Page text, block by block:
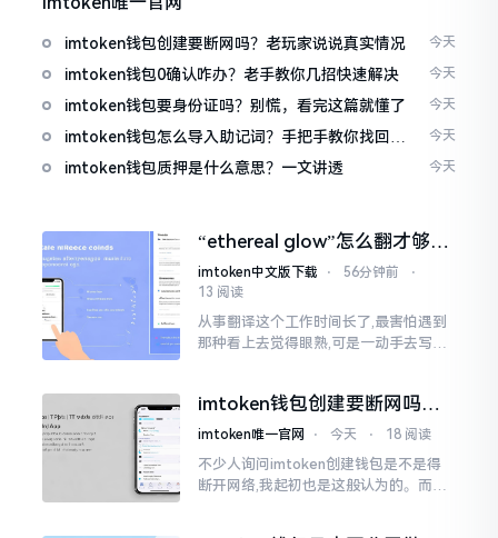
imtoken钱包创建要断网吗？老玩家说说真实情况 今天
imtoken钱包0确认咋办？老手教你几招快速解决 今天
imtoken钱包要身份证吗？别慌，看完这篇就懂了 今天
imtoken钱包怎么导入助记词？手把手教你找回资
产
今天
imtoken钱包质押是什么意思？一文讲透 今天
“ethereal glow”怎么翻才够味
儿？翻译圈老油条的私房话
imtoken中文版下载 ⋅ 56分钟前
⋅
13 阅读
从事翻译这个工作时间长了,最害怕遇到
那种看上去觉得眼熟,可是一动手去写就
imtoken钱包创建要断网吗？
老玩家说说真实情况
imtoken唯一官网 ⋅ 今天 ⋅ 18 阅读
不少人询问imtoken创建钱包是不是得
断开网络,我起初也是这般认为的。而后